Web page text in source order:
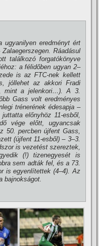
ugyanilyen eredményt ért
Ráadásul
találkozó forgatókönyve
a félidőben ugyan 2–
is az FTC-nek kellett
jóllehet az akkori Fradi
mint a jelenkori…). A 3.
Gass volt eredményes
trénerének édesapja –
előnyhöz 11-esből,
vége előtt, ugyancsak
50. percben újfent Gass,
(újfent 11-esből) – 3–3.
is vezetést szereztek,
(!) tizenegyesét is
sem adták fel, és a 73.
is egyenlí­tettek (4–4). Az
bajnokságot.